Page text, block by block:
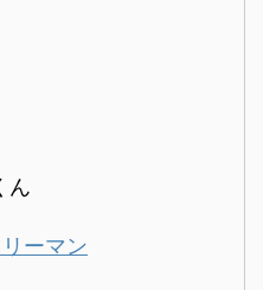
ん
ーマン